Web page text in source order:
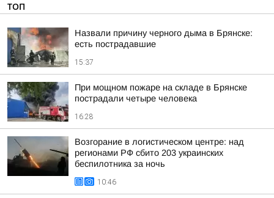
ТОП
Назвали причину черного дыма в Брянске:
есть пострадавшие
15:37
При мощном пожаре на складе в Брянске
пострадали четыре человека
16:28
Возгорание в логистическом центре: над
регионами РФ сбито 203 украинских
беспилотника за ночь
10:46